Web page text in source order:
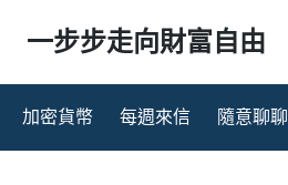
一步步走向財富自由
加密貨幣 每週來信 隨意聊聊